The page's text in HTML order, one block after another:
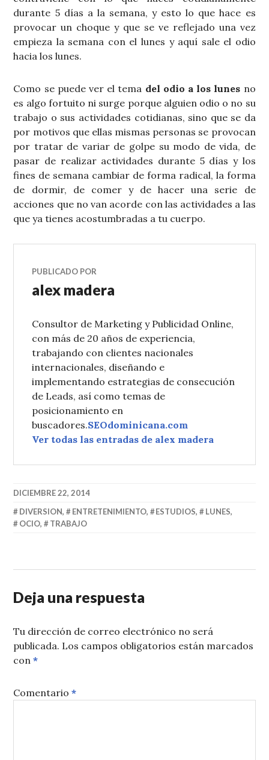
durante 5 días a la semana, y esto lo que hace es
provocar un choque y que se ve reflejado una vez
empieza la semana con el lunes y aquí sale el odio
hacia los lunes.
Como se puede ver el tema del odio a los lunes no
es algo fortuito ni surge porque alguien odio o no su
trabajo o sus actividades cotidianas, sino que se da
por motivos que ellas mismas personas se provocan
por tratar de variar de golpe su modo de vida, de
pasar de realizar actividades durante 5 días y los
fines de semana cambiar de forma radical, la forma
de dormir, de comer y de hacer una serie de
acciones que no van acorde con las actividades a las
que ya tienes acostumbradas a tu cuerpo.
PUBLICADO POR
alex madera
Consultor de Marketing y Publicidad Online,
con más de 20 años de experiencia,
trabajando con clientes nacionales
internacionales, diseñando e
implementando estrategias de consecución
de Leads, así como temas de
posicionamiento en
buscadores.SEOdominicana.com
Ver todas las entradas de alex madera
DICIEMBRE 22, 2014
DIVERSION, ENTRETENIMIENTO, ESTUDIOS, LUNES,
OCIO, TRABAJO
Deja una respuesta
Tu dirección de correo electrónico no será
publicada. Los campos obligatorios están marcados
con*
Comentario*